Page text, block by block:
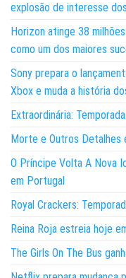
explosão de interesse
Horizon atinge 38
como um dos maiores
Sony prepara o
Xbox e muda a história
Extraordinária:
Morte e Outros Detalhes
O Príncipe Volta A Nova
em Portugal
Royal Crackers:
Reina Roja estreia hoje
The Girls On The Bus